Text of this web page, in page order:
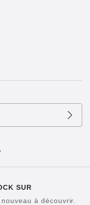
SUR
à découvrir.